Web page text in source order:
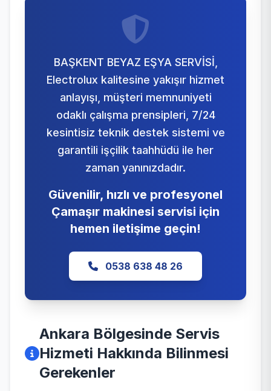
BAŞKENT BEYAZ EŞYA SERVİSİ,
Electrolux kalitesine yakışır hizmet
anlayışı, müşteri memnuniyeti
odaklı çalışma prensipleri, 7/24
kesintisiz teknik destek sistemi ve
garantili işçilik taahhüdü ile her
zaman yanınızdadır.
Güvenilir, hızlı ve profesyonel
Çamaşır makinesi servisi için
hemen iletişime geçin!
0538 638 48 26
Ankara Bölgesinde Servis
Hizmeti Hakkında Bilinmesi
Gerekenler